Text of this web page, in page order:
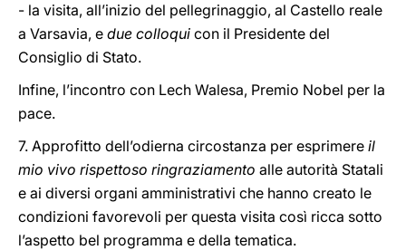
- la visita, all’inizio del pellegrinaggio, al Castello reale
a Varsavia, e due colloqui con il Presidente del
Consiglio di Stato.
Infine, l’incontro con Lech Walesa, Premio Nobel per la
pace.
7. Approfitto dell’odierna circostanza per esprimere il
mio vivo rispettoso ringraziamento alle autorità Statali
e ai diversi organi amministrativi che hanno creato le
condizioni favorevoli per questa visita così ricca sotto
l’aspetto bel programma e della tematica.